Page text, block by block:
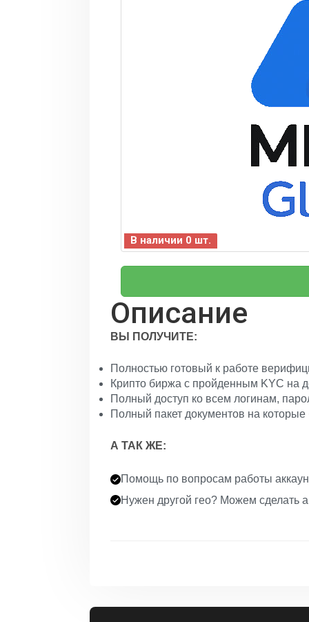
В наличии 0 шт.
Описание
ВЫ ПОЛУЧИТЕ:
Полностью готовый к работе
Крипто биржа с пройденным KYC на
Полный доступ ко всем логинам,
Полный пакет документов на
А ТАК ЖЕ:
Помощь по вопросам работы
Нужен другой гео? Можем сделать